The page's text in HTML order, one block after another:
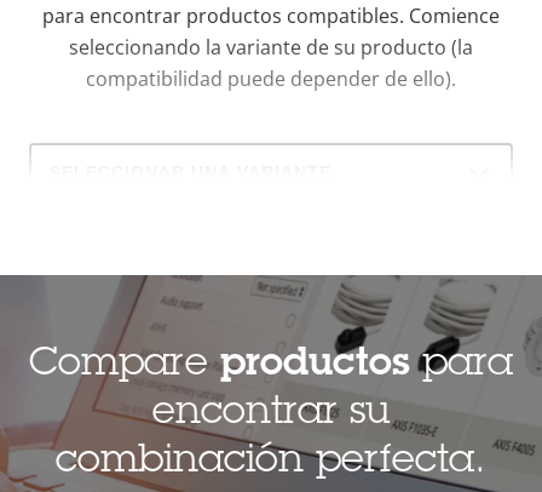
para encontrar productos compatibles. Comience
seleccionando la variante de su producto (la
compatibilidad puede depender de ello).
Select
Compareproductospara
encontrar su
combinación perfecta.